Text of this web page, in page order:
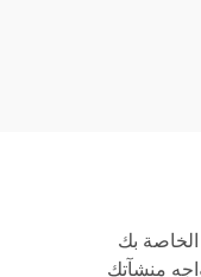
الخاصة بك
ستواجه منشآتك